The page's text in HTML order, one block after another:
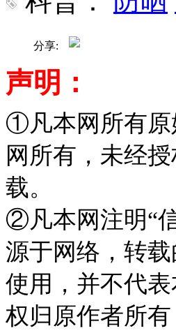
分享:
声明：
①凡本网所有原
网所有，未经
载。
②凡本网注明“
源于网络，转
使用，并不代
权归原作者所